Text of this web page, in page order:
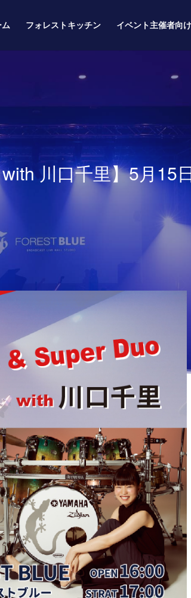
フォレストキッチン イベント主催者向け
川口千里】5月15